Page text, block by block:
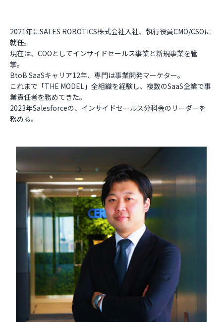
2021年にSALES ROBOTICS株式会社入社、執行役員CMO/CSOに
就任。
現在は、COOとしてインサイドセールス事業と新規事業を管
掌。
BtoB SaaSキャリア12年、専門は事業開発マーケター。
これまで「THE MODEL」全組織を経験し、複数のSaaS企業で事
業責任者を務めてきた。
2023年Salesforceの、インサイドセールス分科会のリーダーを
務める。